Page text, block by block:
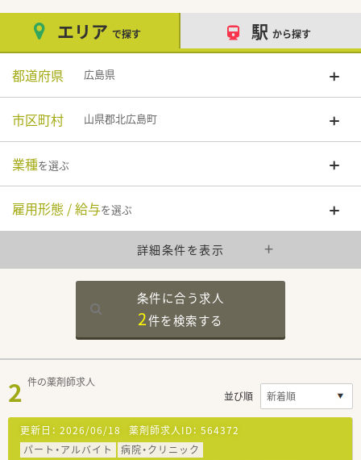
エリア で探す 駅 から探す
都道府県 広島県
市区町村 山県郡北広島町
業種を選ぶ
雇用形態 / 給与を選ぶ
詳細条件を表示
条件に合う求人
2件を検索する
2 件の薬剤師求人
並び順
更新日： 2026/06/18 薬剤師求人ID： 564372
パート・アルバイト
病院・クリニック